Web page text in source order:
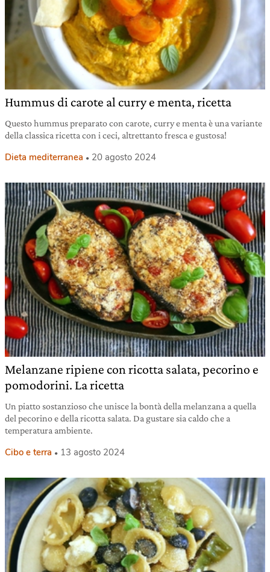
Hummus di carote al curry e menta, ricetta
Questo hummus preparato con carote, curry e menta è una variante
della classica ricetta con i ceci, altrettanto fresca e gustosa!
Dieta mediterranea 20 agosto 2024
Melanzane ripiene con ricotta salata, pecorino e
pomodorini. La ricetta
Un piatto sostanzioso che unisce la bontà della melanzana a quella
del pecorino e della ricotta salata. Da gustare sia caldo che a
temperatura ambiente.
Cibo e terra 13 agosto 2024